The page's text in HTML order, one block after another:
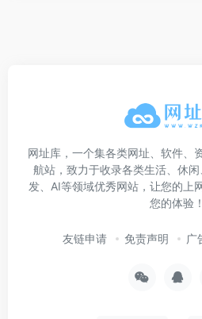
网址库，一个集各类网址、软件、
航站，致力于收录各类生活、休
发、AI等领域优秀网站，让您的上
您的体验！
友链申请 免责声明 广